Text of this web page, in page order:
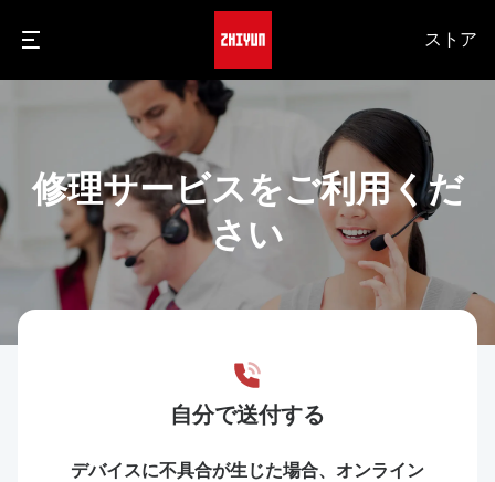
ストア
修理サービスをご利用くだ
さい
自分で送付する
デバイスに不具合が生じた場合、オンライン